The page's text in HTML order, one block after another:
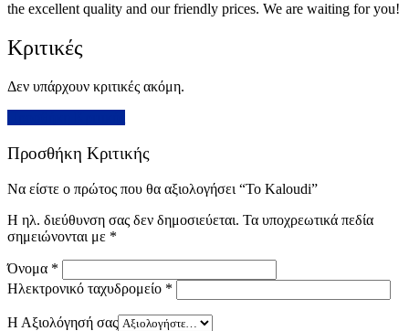
the excellent quality and our friendly prices. We are waiting for you!
Κριτικές
Δεν υπάρχουν κριτικές ακόμη.
Προσθήκη Κριτικής
Να είστε ο πρώτος που θα αξιολογήσει “To Kaloudi”
Η ηλ. διεύθυνση σας δεν δημοσιεύεται. Τα υποχρεωτικά πεδία
σημειώνονται με *
Όνομα *
Ηλεκτρονικό ταχυδρομείο *
Η Αξιολόγησή σας